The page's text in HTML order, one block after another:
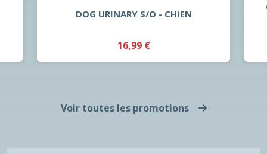
DOG URINARY S/O - CHIEN
16,99 €
Voir toutes les promotions